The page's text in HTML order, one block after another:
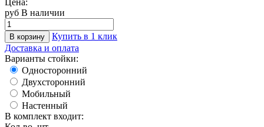
руб В наличии
В корзину
Купить в 1 клик
Доставка и оплата
Варианты стойки:
Односторонний
Двухсторонний
Мобильный
Настенный
В комплект входит: